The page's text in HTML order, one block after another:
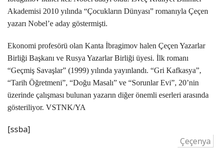
Akademisi 2010 yılında “Çocukların Dünyası” romanıyla Çeçen
yazarı Nobel’e aday göstermişti.
Ekonomi profesörü olan Kanta İbragimov halen Çeçen Yazarlar
Birliği Başkanı ve Rusya Yazarlar Birliği üyesi. İlk romanı
“Geçmiş Savaşlar” (1999) yılında yayınlandı. “Gri Kafkasya”,
“Tarih Öğretmeni”, “Doğu Masalı” ve “Sorunlar Evi”, 20’nin
üzerinde çalışması bulunan yazarın diğer önemli eserleri arasında
gösteriliyor. VSTNK/YA
[ssba]
Çeçenya